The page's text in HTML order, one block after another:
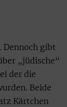
Dennoch gibt
„jüdische“
der die
Beide
Kärtchen